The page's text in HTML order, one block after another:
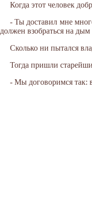
Когда этот человек
- Ты доставил мне
должен взобраться на
Сколько ни пытался
Тогда пришли
- Мы договоримся так: